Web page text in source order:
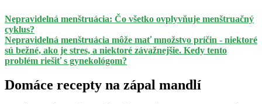
Nepravidelná menštruácia: Čo všetko ovplyvňuje menštruačný
cyklus?
Nepravidelná menštruácia môže mať množstvo príčin - niektoré
sú bežné, ako je stres, a niektoré závažnejšie. Kedy tento
problém riešiť s gynekológom?
Domáce recepty na zápal mandlí